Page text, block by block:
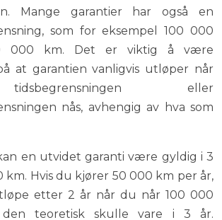
Mange garantier har også en
som for eksempel 100 000
000 km. Det er viktig å være
at garantien vanligvis utløper når
eller
nås, avhengig av hva som
en utvidet garanti være gyldig i 3
km. Hvis du kjører 50 000 km per år,
etter 2 år når du når 100 000
teoretisk skulle vare i 3 år.